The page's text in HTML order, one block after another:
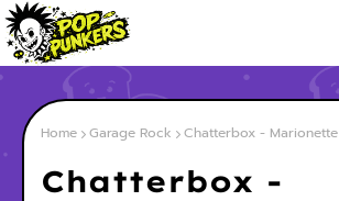
Home Garage Rock Chatterbox - Marionette
Chatterbox -